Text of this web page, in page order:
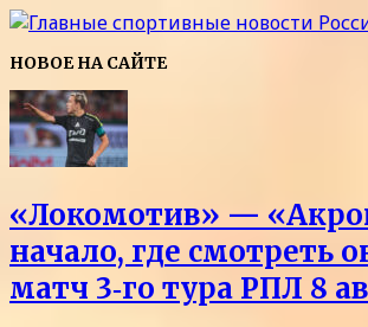
НОВОЕ НА САЙТЕ
«Локомотив» —
начало, где смотреть
матч 3‑го тура РПЛ 8